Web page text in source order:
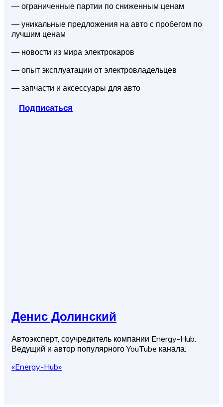
— ограниченные партии по сниженным ценам
— уникальные предложения на авто с пробегом по
лучшим ценам
— новости из мира электрокаров
— опыт эксплуатации от электровладельцев
— запчасти и аксессуары для авто
Подписаться
Денис Долинский
Автоэксперт, соучредитель компании Energy-Hub.
Ведущий и автор популярного YouTube канала:
«Energy-Hub»